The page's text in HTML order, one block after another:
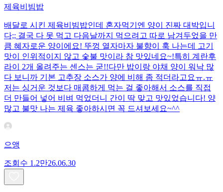
제육비빔밥
배달로 시킨 제육비빔밥인데 혼자먹기엔 양이 진짜 대박입니
다;; 결국 다 못 먹고 다음날까지 먹으려고 따로 남겨두었을 만
큼 혜자로운 양이에요! 뚜껑 열자마자 불향이 훅 나는데 고기
맛이 인위적이지 않고 숯불 맛이라 참 맛있네요~!특히 계란후
라이 2개 올려주는 센스는 굳!! ​다만 밥이랑 야채 양이 워낙 많
다 보니까 기본 고추장 소스가 양에 비해 좀 적더라고요ㅠ.ㅠ
저는 싱거운 것보다 매콤하게 먹는 걸 좋아해서 소스를 직접
더 만들어 넣어 비벼 먹었더니 간이 딱 맞고 맛있었습니다! 양
많고 불맛 나는 제육 좋아하시면 꼭 드셔보세요~^^
으앵
조회수 1.2만26.06.30